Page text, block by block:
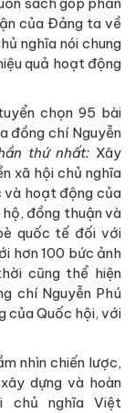
sách góp phần
của Đảng ta về
nghĩa nói chung
quả hoạt động
chọn 95 bài
đồng chí Nguyễn
thứ nhất: Xây
xã hội chủ nghĩa
hoạt động của
hộ, đồng thuận và
quốc tế đối với
hơn 100 bức ảnh
cũng thể hiện
chí Nguyễn Phú
của Quốc hội, với
nhìn chiến lược,
dựng và hoàn
chủ nghĩa Việt